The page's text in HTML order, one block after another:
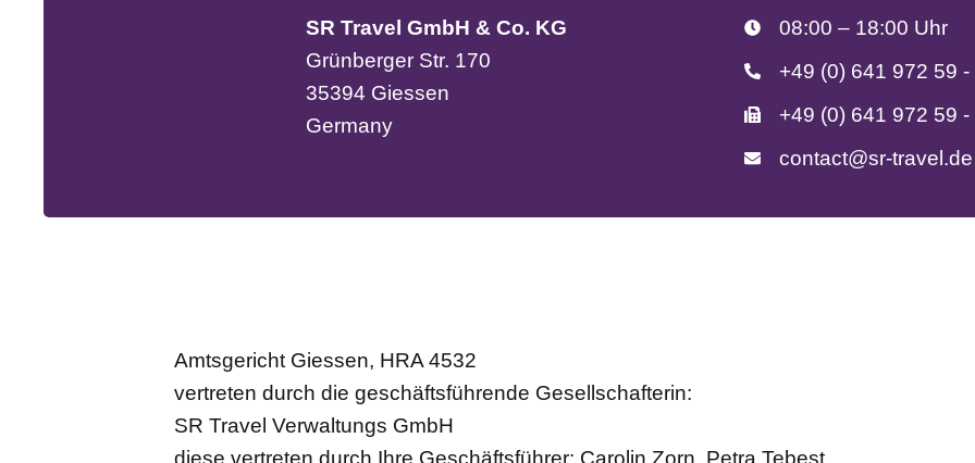
SR Travel GmbH & Co. KG
Grünberger Str. 170
35394 Giessen
Germany
08:00 – 18:00 Uhr
+49 (0) 641 972 59 -
+49 (0) 641 972 59 -
contact@sr-travel.de
Amtsgericht Giessen, HRA 4532
vertreten durch die geschäftsführende Gesellschafterin:
SR Travel Verwaltungs GmbH
diese vertreten durch Ihre Geschäftsführer: Carolin Zorn, Petra Tebest